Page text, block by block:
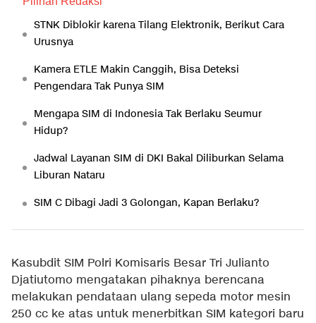
STNK Diblokir karena Tilang Elektronik, Berikut Cara
Urusnya
Kamera ETLE Makin Canggih, Bisa Deteksi
Pengendara Tak Punya SIM
Mengapa SIM di Indonesia Tak Berlaku Seumur
Hidup?
Jadwal Layanan SIM di DKI Bakal Diliburkan Selama
Liburan Nataru
SIM C Dibagi Jadi 3 Golongan, Kapan Berlaku?
Kasubdit SIM Polri Komisaris Besar Tri Julianto
Djatiutomo mengatakan pihaknya berencana
melakukan pendataan ulang sepeda motor mesin
250 cc ke atas untuk menerbitkan SIM kategori baru